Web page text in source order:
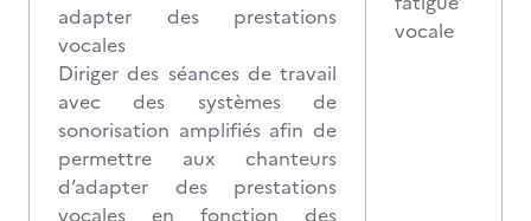
adapter des prestations
vocales
Diriger des séances de travail
avec des systèmes de
sonorisation amplifiés afin de
permettre aux chanteurs
d’adapter des prestations
vocales en fonction des
vocale